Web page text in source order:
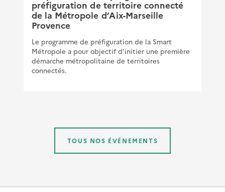
préfiguration de territoire connecté
de la Métropole d’Aix-Marseille
Provence
Le programme de préfiguration de la Smart
Métropole a pour objectif d’initier une première
démarche métropolitaine de territoires
connectés.
TOUS NOS ÉVÉNEMENTS